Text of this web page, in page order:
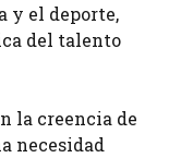
y el deporte,
del talento
la creencia de
necesidad